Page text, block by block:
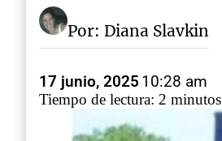
Por: Diana Slavkin
17 junio, 2025 10:28 am
Tiempo de lectura: 2 minutos